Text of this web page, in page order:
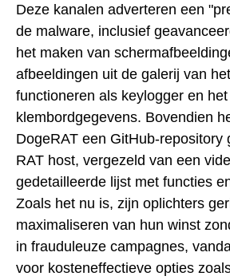
Deze kanalen adverteren een
de malware, inclusief
het maken van
afbeeldingen uit de galerij van
functioneren als keylogger en
klembordgegevens. Bovendien
DogeRAT een GitHub-repository
RAT host, vergezeld van een
gedetailleerde lijst met functies
Zoals het nu is, zijn oplichters
maximaliseren van hun winst
in frauduleuze campagnes,
voor kosteneffectieve opties